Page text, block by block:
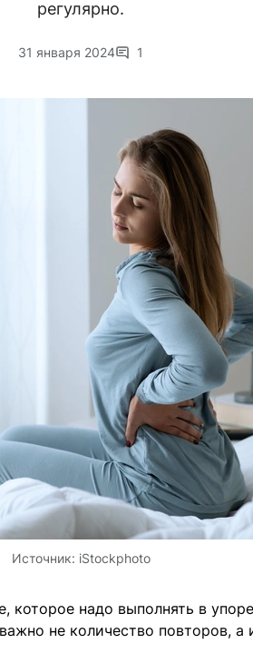
регулярно.
31 января 2024 1
Источник: iStockphoto
которое надо выполнять в
не количество повторов, а